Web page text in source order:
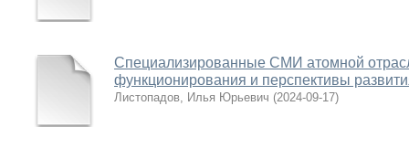
Специализированные СМИ атомной
функционирования и перспективы
Листопадов, Илья Юрьевич (2024-09-17)